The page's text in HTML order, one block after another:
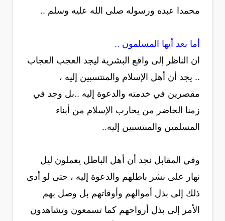
محمدا عبده ورسوله صلى الله عليه وسلم ..
أما بعد أيها المسلمون ..
ان الناظر إلى واقع البشرية ليجد العجب العجاب
.. يجد أن أهل الإسلام والمنتسبين إليه ،
مقصرين في خدمته والدعوة إليه ..بل وجد في
زمنا الحاضر من يحارب الإسلام من أبناء
المسلمين والمنتسبين إليه..
وفي المقابل نجد أن أهل الباطل يعملون ليل
نهار على نشر باطلهم والدعوة إليه ، حتى لو أدى
ذلك إلى بذل أموالهم وأوقاتهم بل وصل بهم
الأمر إلى بذل أرواحهم كما تسمعون وتشاهدون